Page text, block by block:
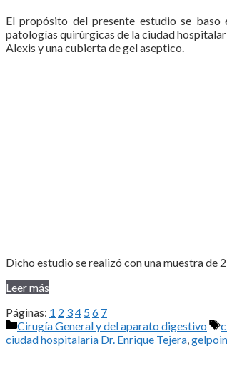
El propósito del presente estudio se
patologías quirúrgicas de la ciudad
Alexis y una cubierta de gel aseptico.
Dicho estudio se realizó con una muestra
Leer más
Páginas: 1 2 34 56 7
Categorías
Cirugía General y del aparato digestivo
ciudad hospitalaria Dr. Enrique Tejera,